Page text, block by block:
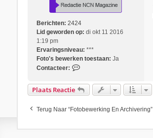
Berichten: 2424
Lid geworden op: di okt 11 2016
1:19 pm
Ervaringsniveau: ***
Foto's bewerken toestaan: Ja
Contacteer:
n
t
c
e
Plaats Reactie
Terug Naar “Fotobewerking En Archivering”